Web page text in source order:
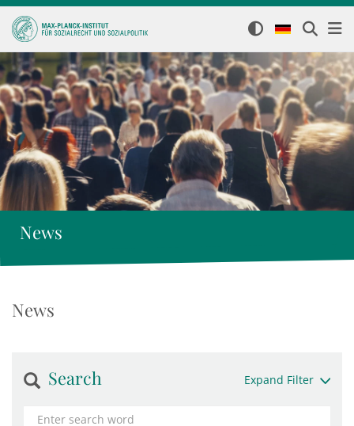
News
News
Search Expand Filter